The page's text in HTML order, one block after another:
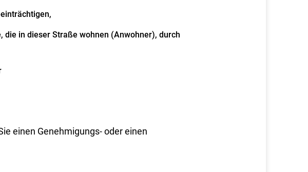
die in dieser Straße wohnen (Anwohner), durch
einen Genehmigungs- oder einen